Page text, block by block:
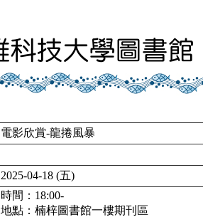
電影欣賞-龍捲風暴
2025-04-18 (五)
時間：18:00-
地點：楠梓圖書館一樓期刊區